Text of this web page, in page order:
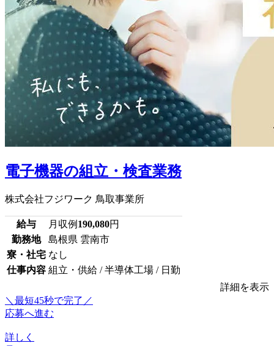
電子機器の組立・検査業務
株式会社フジワーク 鳥取事業所
給与 月収例 190,080円
勤務地
島根県 雲南市
寮・社宅 なし
仕事内容 組立・供給 / 半導体工場 / 日勤
詳細を表示
＼最短45秒で完了／
応募へ進む
詳しく